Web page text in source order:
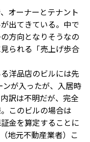
オーナーとテナント
出てきている。中で
方向となりそうなの
られる「売上げ歩合
洋品店のビルには先
が入ったが、入居時
訳は不明だが、完全
このビルの場合は
金を算定することに
地元不動産業者）こ